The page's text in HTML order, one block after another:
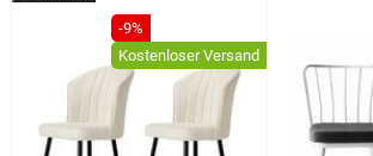
-9%
Kostenloser Versand